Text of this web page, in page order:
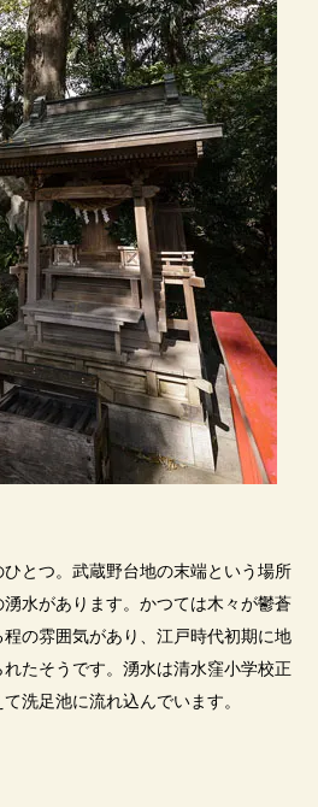
とつ。武蔵野台地の末端という場所
水があります。かつては木々が鬱蒼
の雰囲気があり、江戸時代初期に地
たそうです。湧水は清水窪小学校正
洗足池に流れ込んでいます。